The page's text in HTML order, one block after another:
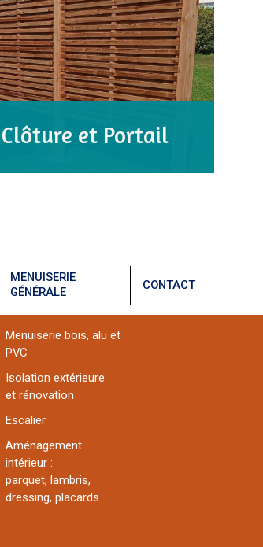
Clôture et Portail
MENUISERIE
GÉNÉRALE
CONTACT
Menuiserie bois, alu et
PVC
Isolation extérieure
et rénovation
Escalier
Aménagement
intérieur :
parquet, lambris,
dressing, placards...